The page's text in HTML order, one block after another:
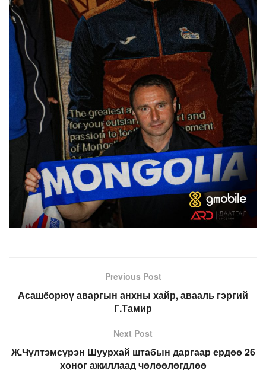
Previous Post
Асашёорюү аваргын анхны хайр, авааль гэргий
Г.Тамир
Next Post
Ж.Чүлтэмсүрэн Шуурхай штабын даргаар ердөө 26
хоног ажиллаад чөлөөлөгдлөө